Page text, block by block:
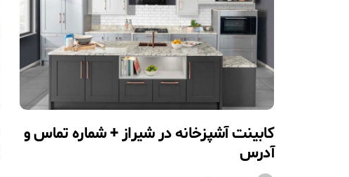
کابینت آشپزخانه در شیراز + شماره تماس و
آدرس